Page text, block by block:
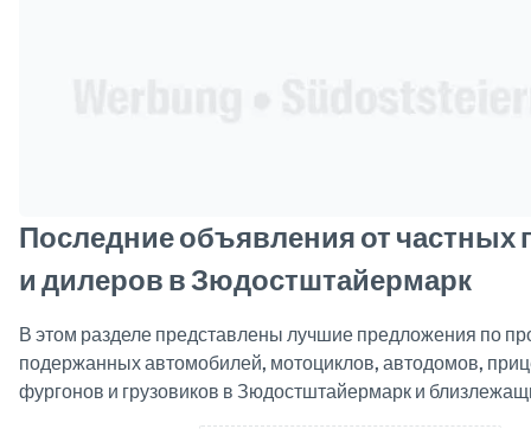
Последние объявления от частных
и дилеров в Зюдостштайермарк
В этом разделе представлены лучшие предложения по
подержанных автомобилей, мотоциклов, автодомов,
фургонов и грузовиков в Зюдостштайермарк и